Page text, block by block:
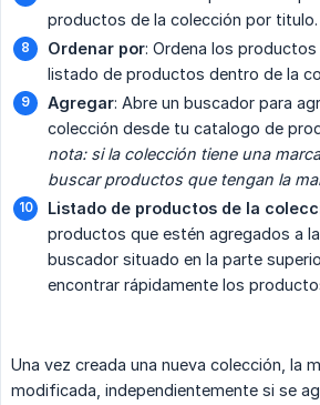
productos de la colección por titulo.
Ordenar por: Ordena los productos
listado de productos dentro de la
Agregar: Abre un buscador para
colección desde tu catalogo de
nota: si la colección tiene una
buscar productos que tengan la
Listado de productos de la
productos que estén agregados a
buscador situado en la parte
encontrar rápidamente los
Una vez creada una nueva colección, la
modificada, independientemente si se